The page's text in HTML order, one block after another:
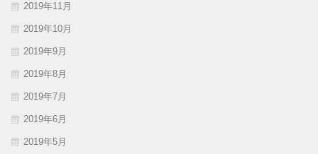
2019年11月
2019年10月
2019年9月
2019年8月
2019年7月
2019年6月
2019年5月